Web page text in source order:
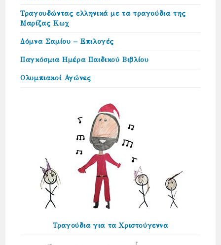
Τραγουδώντας ελληνικά με τα τραγούδια της
Μαρίζας Κωχ
Δόμνα Σαμίου – Επιλογές
Παγκόσμια Ημέρα Παιδικού Βιβλίου
Ολυμπιακοί Αγώνες
Τραγούδια για τα Χριστούγεννα